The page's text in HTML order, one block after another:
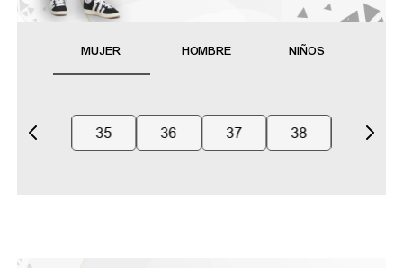
MUJER HOMBRE NIÑOS
35 36 37 38